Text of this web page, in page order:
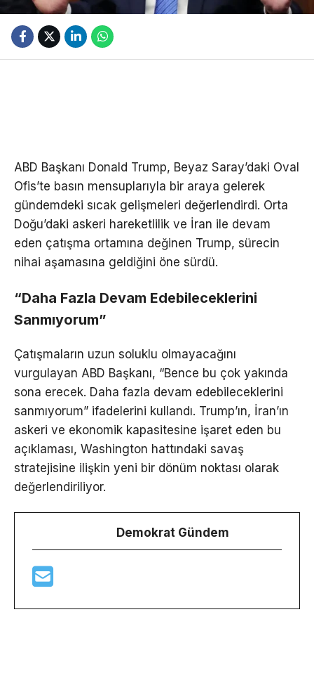
ABD Başkanı Donald Trump, Beyaz Saray’daki Oval
Ofis’te basın mensuplarıyla bir araya gelerek
gündemdeki sıcak gelişmeleri değerlendirdi. Orta
Doğu’daki askeri hareketlilik ve İran ile devam
eden çatışma ortamına değinen Trump, sürecin
nihai aşamasına geldiğini öne sürdü.
“Daha Fazla Devam Edebileceklerini
Sanmıyorum”
Çatışmaların uzun soluklu olmayacağını
vurgulayan ABD Başkanı, “Bence bu çok yakında
sona erecek. Daha fazla devam edebileceklerini
sanmıyorum” ifadelerini kullandı. Trump’ın, İran’ın
askeri ve ekonomik kapasitesine işaret eden bu
açıklaması, Washington hattındaki savaş
stratejisine ilişkin yeni bir dönüm noktası olarak
değerlendiriliyor.
Demokrat Gündem